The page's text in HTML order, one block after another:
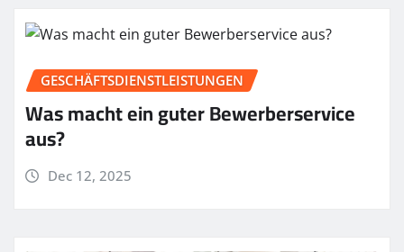
GESCHÄFTSDIENSTLEISTUNGEN
Was macht ein guter Bewerberservice
aus?
Dec 12, 2025